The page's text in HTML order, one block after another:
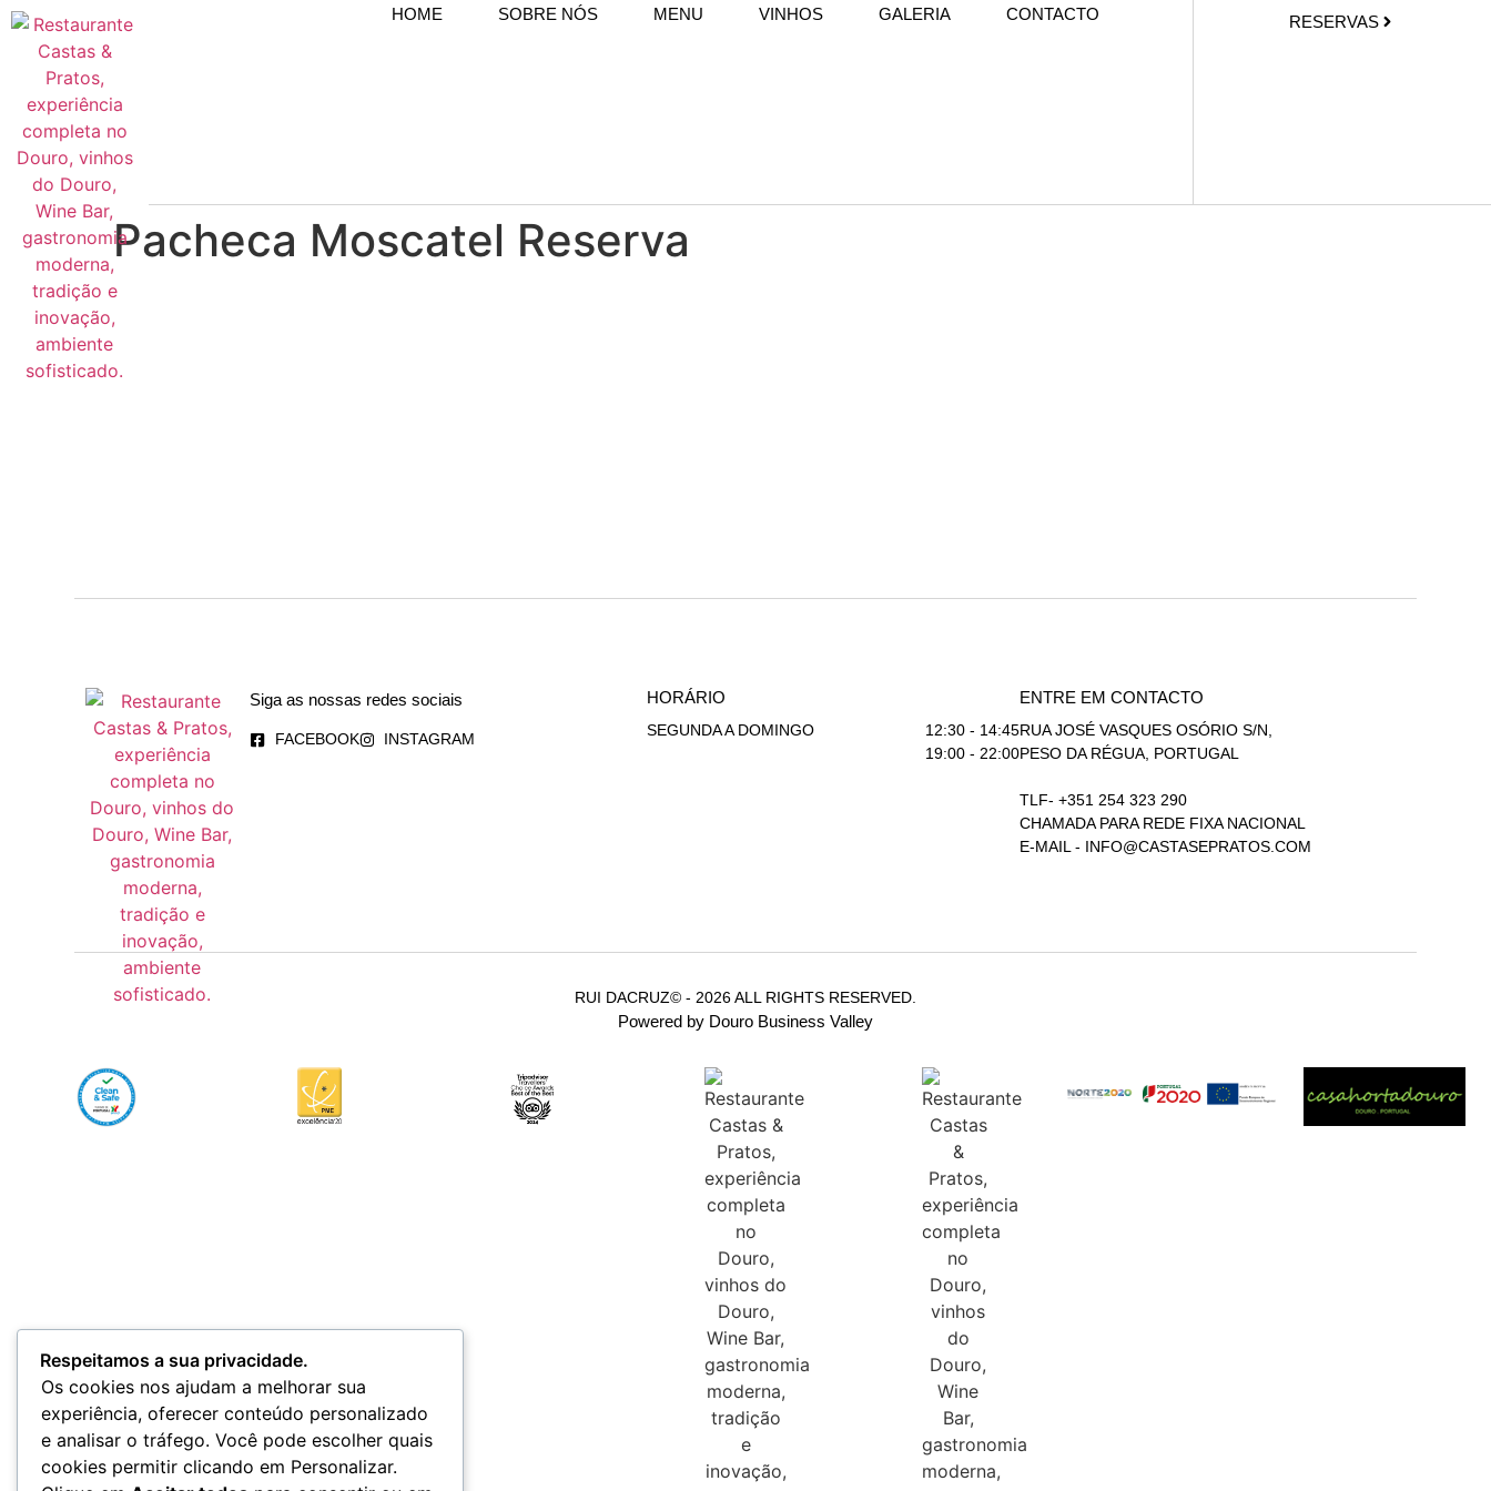
HOME SOBRE NÓS MENU VINHOS GALERIA CONTACTO RESERVAS
Pacheca Moscatel Reserva
Siga as nossas redes sociais
FACEBOOK INSTAGRAM
HORÁRIO
SEGUNDA A DOMINGO
12:30 - 14:45
19:00 - 22:00
ENTRE EM CONTACTO
RUA JOSÉ VASQUES OSÓRIO S/N,
PESO DA RÉGUA, PORTUGAL
TLF- +351 254 323 290
CHAMADA PARA REDE FIXA NACIONAL
E-MAIL - INFO@CASTASEPRATOS.COM
RUI DACRUZ© - 2026 ALL RIGHTS RESERVED.
Powered by Douro Business Valley
Respeitamos a sua privacidade.
Os cookies nos ajudam a melhorar sua
experiência, oferecer conteúdo personalizado
e analisar o tráfego. Você pode escolher quais
cookies permitir clicando em Personalizar.